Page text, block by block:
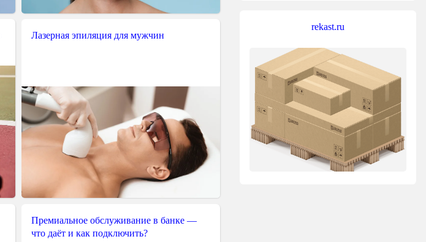
Лазерная эпиляция для мужчин
Премиальное обслуживание в банке —
что даёт и как подключить?
rekast.ru